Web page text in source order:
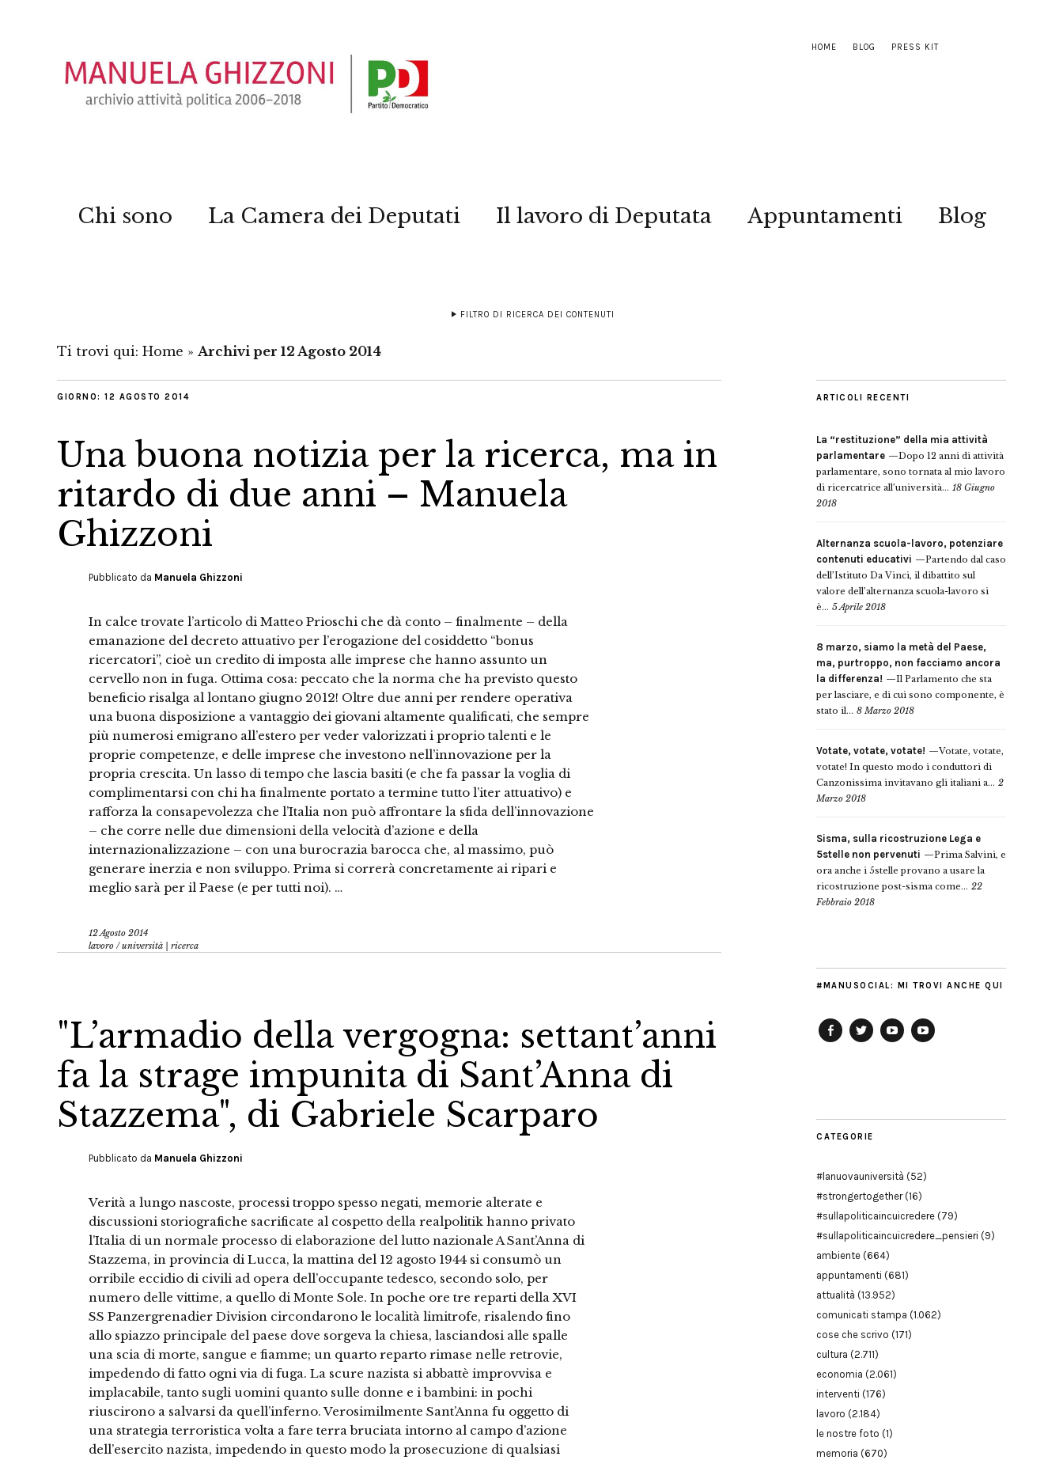
HOME BLOG PRESS KIT
Chi sono La Camera dei Deputati Il lavoro di Deputata Appuntamenti Blog
FILTRO DI RICERCA DEI CONTENUTI
Ti trovi qui: Home » Archivi per 12 Agosto 2014
GIORNO: 12 AGOSTO 2014
Una buona notizia per la ricerca, ma in
ritardo di due anni – Manuela
Ghizzoni
Pubblicato da Manuela Ghizzoni
In calce trovate l’articolo di Matteo Prioschi che dà conto – finalmente – della
emanazione del decreto attuativo per l’erogazione del cosiddetto “bonus
ricercatori”, cioè un credito di imposta alle imprese che hanno assunto un
cervello non in fuga. Ottima cosa: peccato che la norma che ha previsto questo
beneficio risalga al lontano giugno 2012! Oltre due anni per rendere operativa
una buona disposizione a vantaggio dei giovani altamente qualificati, che sempre
più numerosi emigrano all’estero per veder valorizzati i proprio talenti e le
proprie competenze, e delle imprese che investono nell’innovazione per la
propria crescita. Un lasso di tempo che lascia basiti (e che fa passar la voglia di
complimentarsi con chi ha finalmente portato a termine tutto l’iter attuativo) e
rafforza la consapevolezza che l’Italia non può affrontare la sfida dell’innovazione
– che corre nelle due dimensioni della velocità d’azione e della
internazionalizzazione – con una burocrazia barocca che, al massimo, può
generare inerzia e non sviluppo. Prima si correrà concretamente ai ripari e
meglio sarà per il Paese (e per tutti noi). …
12 Agosto 2014
lavoro /università | ricerca
"L’armadio della vergogna: settant’anni
fa la strage impunita di Sant’Anna di
Stazzema", di Gabriele Scarparo
Pubblicato da Manuela Ghizzoni
Verità a lungo nascoste, processi troppo spesso negati, memorie alterate e
discussioni storiografiche sacrificate al cospetto della realpolitik hanno privato
l’Italia di un normale processo di elaborazione del lutto nazionale A Sant’Anna di
Stazzema, in provincia di Lucca, la mattina del 12 agosto 1944 si consumò un
orribile eccidio di civili ad opera dell’occupante tedesco, secondo solo, per
numero delle vittime, a quello di Monte Sole. In poche ore tre reparti della XVI
SS Panzergrenadier Division circondarono le località limitrofe, risalendo fino
allo spiazzo principale del paese dove sorgeva la chiesa, lasciandosi alle spalle
una scia di morte, sangue e fiamme; un quarto reparto rimase nelle retrovie,
impedendo di fatto ogni via di fuga. La scure nazista si abbattè improvvisa e
implacabile, tanto sugli uomini quanto sulle donne e i bambini: in pochi
riuscirono a salvarsi da quell’inferno. Verosimilmente Sant’Anna fu oggetto di
una strategia terroristica volta a fare terra bruciata intorno al campo d’azione
dell’esercito nazista, impedendo in questo modo la prosecuzione di qualsiasi
ARTICOLI RECENTI
La “restituzione” della mia attività
parlamentare
Dopo 12 anni di attività
parlamentare, sono tornata al mio lavoro
di ricercatrice all’università... 18 Giugno
2018
Alternanza scuola-lavoro, potenziare
contenuti educativi
Partendo dal caso
dell’Istituto Da Vinci, il dibattito sul
valore dell’alternanza scuola-lavoro si
è... 5 Aprile 2018
8 marzo, siamo la metà del Paese,
ma, purtroppo, non facciamo ancora
la differenza!
Il Parlamento che sta
per lasciare, e di cui sono componente, è
stato il... 8 Marzo 2018
Votate, votate, votate!
Votate, votate,
votate! In questo modo i conduttori di
Canzonissima invitavano gli italiani a... 2
Marzo 2018
Sisma, sulla ricostruzione Lega e
5stelle non pervenuti
Prima Salvini, e
ora anche i 5stelle provano a usare la
ricostruzione post-sisma come... 22
Febbraio 2018
#MANUSOCIAL: MI TROVI ANCHE QUI
CATEGORIE
#lanuovauniversità (52)
#strongertogether(16)
#sullapoliticaincuicredere (79)
#sullapoliticaincuicredere_pensieri (9)
ambiente (664)
appuntamenti (681)
attualità (13.952)
comunicati stampa (1.062)
cose che scrivo (171)
cultura (2.711)
economia (2.061)
interventi (176)
lavoro (2.184)
le nostre foto (1)
memoria (670)